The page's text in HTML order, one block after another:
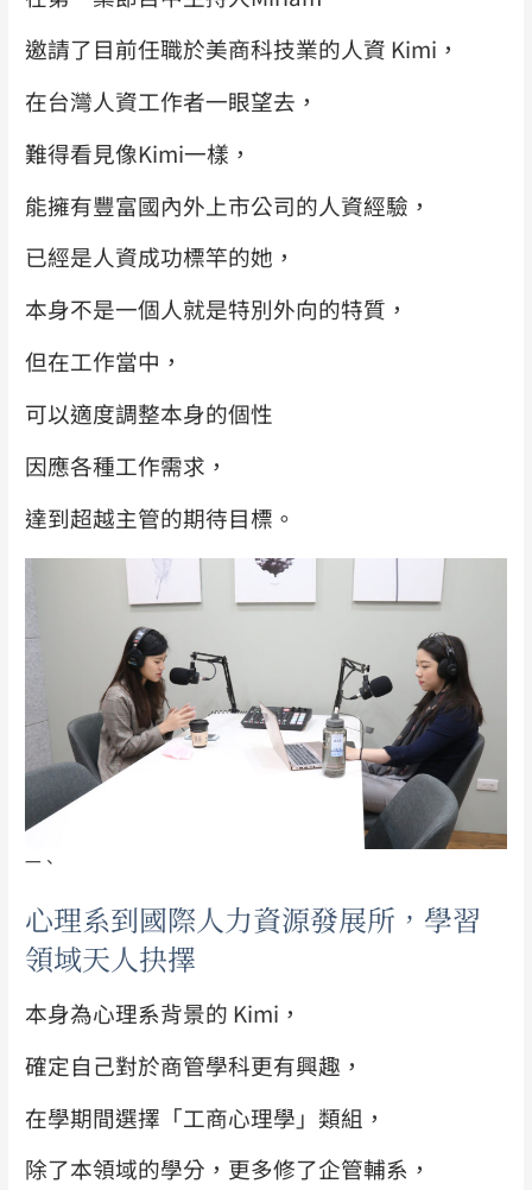
邀請了目前任職於美商科技業的人資 Kimi，
在台灣人資工作者一眼望去，
難得看見像Kimi一樣，
能擁有豐富國內外上市公司的人資經驗，
已經是人資成功標竿的她，
本身不是一個人就是特別外向的特質，
但在工作當中，
可以適度調整本身的個性
因應各種工作需求，
達到超越主管的期待目標。
一、
心理系到國際人力資源發展所，學習
領域天人抉擇
本身為心理系背景的 Kimi，
確定自己對於商管學科更有興趣，
在學期間選擇「工商心理學」類組，
除了本領域的學分，更多修了企管輔系，